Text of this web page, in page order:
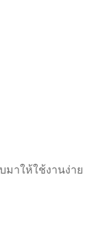
าให้ใช้งานง่า